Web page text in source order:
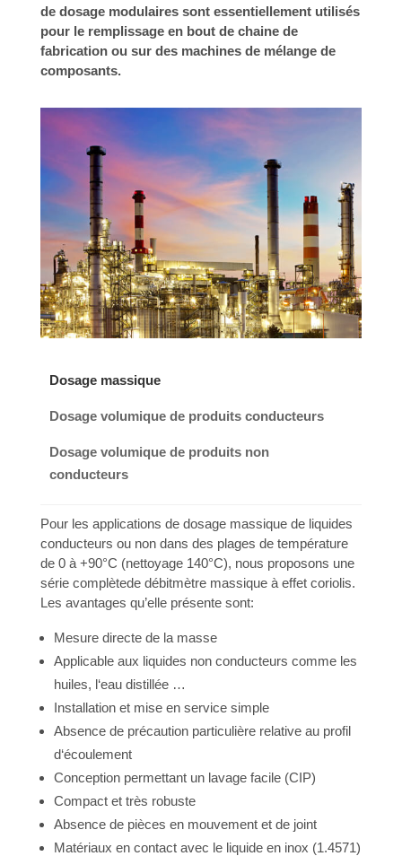
de dosage modulaires sont essentiellement utilisés
pour le remplissage en bout de chaine de
fabrication ou sur des machines de mélange de
composants.
Dosage massique
Dosage volumique de produits conducteurs
Dosage volumique de produits non
conducteurs
Pour les applications de dosage massique de liquides
conducteurs ou non dans des plages de température
de 0 à +90°C (nettoyage 140°C), nous proposons une
série complètede débitmètre massique à effet coriolis.
Les avantages qu’elle présente sont:
Mesure directe de la masse
Applicable aux liquides non conducteurs comme les
huiles, l‘eau distillée …
Installation et mise en service simple
Absence de précaution particulière relative au profil
d‘écoulement
Conception permettant un lavage facile (CIP)
Compact et très robuste
Absence de pièces en mouvement et de joint
Matériaux en contact avec le liquide en inox (1.4571)